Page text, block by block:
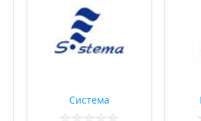
Система